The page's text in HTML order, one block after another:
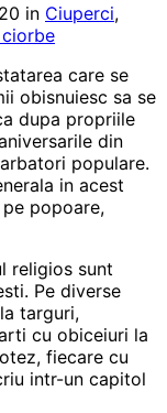
in Ciuperci,
care se
obisnuiesc sa se
dupa propriile
din
populare.
in acest
popoare,
religios sunt
Pe diverse
targuri,
cu obiceiuri la
fiecare cu
intr-un capitol